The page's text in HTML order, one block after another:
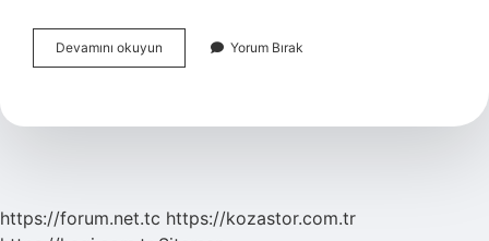
Devamını okuyun Baldıran
Otu
Yorum Bırak
https://forum.net.tc https://kozastor.com.tr